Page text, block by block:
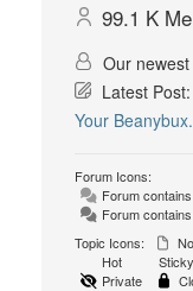
99.1 K
Our
Latest Post:
Your
Forum Icons:
Forum
Forum
Topic Icons:
Hot
Sticky
Private